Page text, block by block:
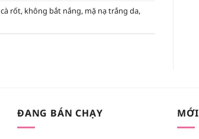
cà rốt, không bắt nắng, mặ nạ trắng da,
ĐANG BÁN CHẠY